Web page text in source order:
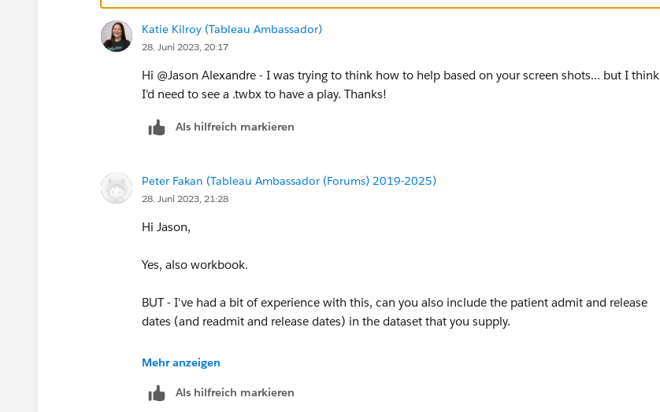
Katie Kilroy (Tableau Ambassador)
28. Juni 2023, 20:17
Hi @Jason Alexandre​ - I was trying to think how to help based on your screen shots... but I think
I'd need to see a .twbx to have a play. Thanks!
Als hilfreich markieren
Peter Fakan (Tableau Ambassador (Forums) 2019-2025)
28. Juni 2023, 21:28
Hi Jason,
Yes, also workbook.
BUT - I've had a bit of experience with this, can you also include the patient admit and release
dates (and readmit and release dates) in the dataset that you supply.
Is a readmission based on the same injury, or just a calculation of the time between each
Mehr anzeigen
Als hilfreich markieren